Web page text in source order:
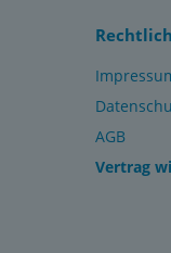
AGB
Vertrag